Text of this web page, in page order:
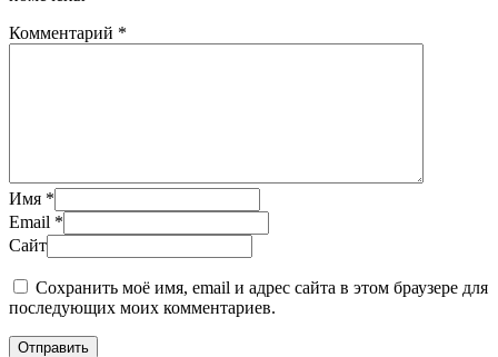
Комментарий *
Имя *
Email *
Сайт
Сохранить моё имя, email и адрес сайта в этом браузере для
последующих моих комментариев.
Отправить